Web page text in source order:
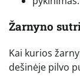
Žarnyno
Kai kurios
dešinėje pilvo